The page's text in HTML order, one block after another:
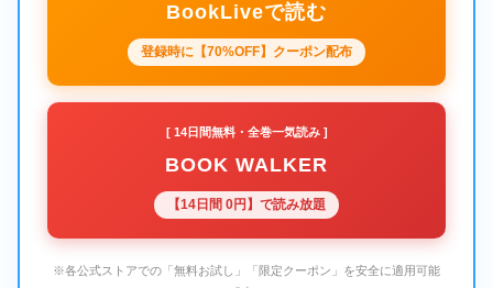
BookLiveで読む
登録時に【70%OFF】クーポン配布
[ 14日間無料・全巻一気読み ]
BOOK WALKER
【14日間 0円】で読み放題
※各公式ストアでの「無料お試し」「限定クーポン」を安全に適用可能